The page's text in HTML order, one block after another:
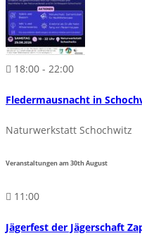
18:00 - 22:00
Fledermausnacht in
Naturwerkstatt Schochwitz
Veranstaltungen am30thAugust
11:00
Jägerfest der Jägerschaft